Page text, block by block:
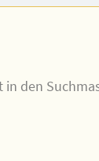
in den